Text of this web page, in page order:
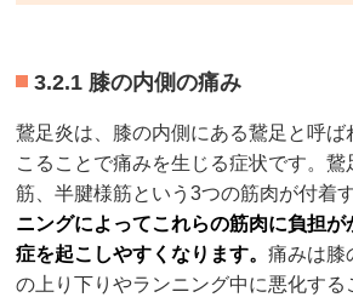
3.2.1 膝の内側の痛み
鵞足炎は、膝の内側にある鵞足と呼ば
こることで痛みを生じる症状です。
筋、半腱様筋という3つの筋肉が付着
ニングによってこれらの筋肉に負担
症を起こしやすくなります。痛みは膝
の上り下りやランニング中に悪化する